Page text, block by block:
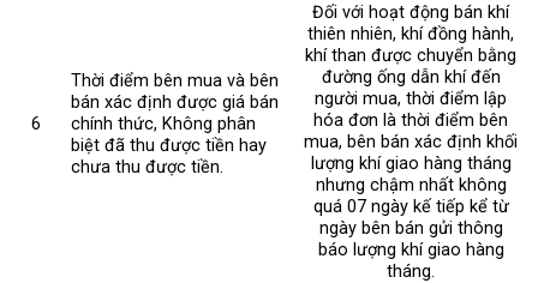
6
Thời điểm bên mua và bên
bán xác định được giá bán
chính thức, Không phân
biệt đã thu được tiền hay
chưa thu được tiền.
Đối với hoạt động bán khí
thiên nhiên, khí đồng hành,
khí than được chuyển bằng
đường ống dẫn khí đến
người mua, thời điểm lập
hóa đơn là thời điểm bên
mua, bên bán xác định khối
lượng khí giao hàng tháng
nhưng chậm nhất không
quá 07 ngày kế tiếp kể từ
ngày bên bán gửi thông
báo lượng khí giao hàng
tháng.